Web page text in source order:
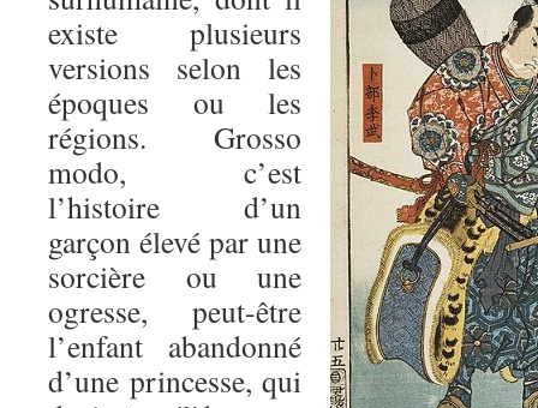
existe plusieurs
versions selon les
époques ou les
régions. Grosso
modo, c’est
l’histoire d’un
garçon élevé par une
sorcière ou une
ogresse, peut-être
l’enfant abandonné
d’une princesse, qui